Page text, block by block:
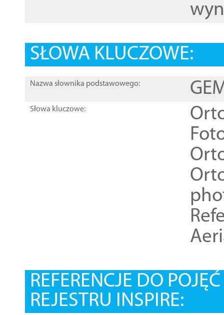
SŁOWA KLUCZOWE:
Nazwa słownika podstawowego:
Słowa kluczowe:
REFERENCJE DO
REJESTRU INSPIRE: